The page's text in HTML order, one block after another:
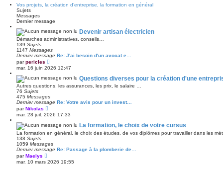
r
s
s
a
e
l
e
n
i
r
m
e
s
a
g
e
Vos projets, la création d’entreprise, la formation en général
Sujets
Messages
Dernier message
Devenir artisan électricien
Démarches administratives, conseils…
139 Sujets
1147 Messages
Dernier message Re: J'ai besoin d'un avocat e…
parpericles
o
i
r
e
e
r
i
r
m
s
s
a
e
mar. 16 juin 2026 12:47
Questions diverses pour la création d'une
Autres questions, les assurances, les prix, le salaire …
76 Sujets
475 Messages
Dernier message Re: Votre avis pour un invest…
par Nikolas
o
r
e
e
r
i
mar. 28 juil. 2026 17:33
La formation, le choix de votre cursus
La formation en général, le choix des études, de vos diplômes pour travailler dans les
138 Sujets
1059 Messages
Dernier message Re: Passage à la plomberie de…
parMaelys
o
i
mar. 10 mars 2026 19:55